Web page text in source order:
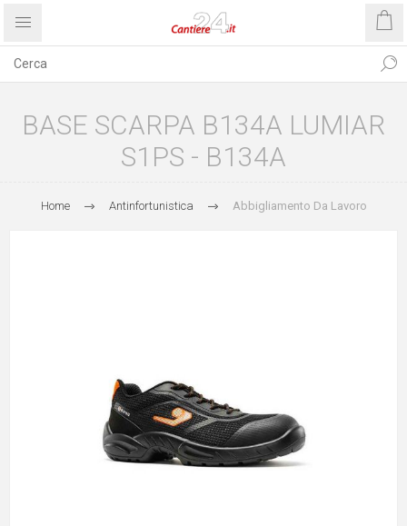
BASE SCARPA B134A LUMIAR
S1PS - B134A
Home Antinfortunistica Abbigliamento Da Lavoro